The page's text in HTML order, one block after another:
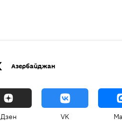
Азербайджан
Дзен VK